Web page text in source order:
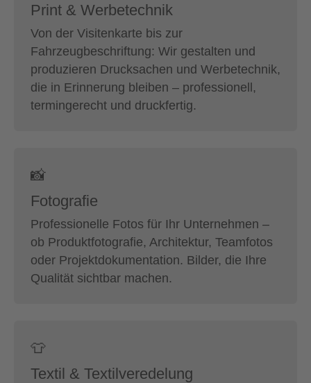
Print & Werbetechnik
Von der Visitenkarte bis zur
Fahrzeugbeschriftung: Wir gestalten und
produzieren Drucksachen und Werbetechnik,
die in Erinnerung bleiben – professionell,
termingerecht und druckfertig.
📸
Fotografie
Professionelle Fotos für Ihr Unternehmen –
ob Produktfotografie, Architektur, Teamfotos
oder Projektdokumentation. Bilder, die Ihre
Qualität sichtbar machen.
👕
Textil & Textilveredelung